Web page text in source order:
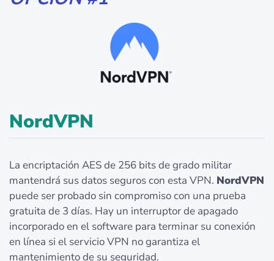
NordVPN
La encriptación AES de 256 bits de grado militar
mantendrá sus datos seguros con esta VPN. NordVPN
puede ser probado sin compromiso con una prueba
gratuita de 3 días. Hay un interruptor de apagado
incorporado en el software para terminar su conexión
en línea si el servicio VPN no garantiza el
mantenimiento de su seguridad.